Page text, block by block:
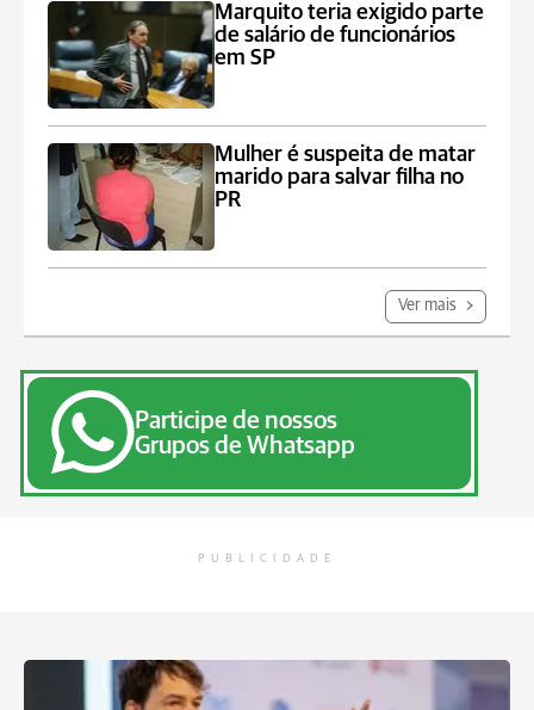
Marquito teria exigido parte
de salário de funcionários
em SP
Mulher é suspeita de matar
marido para salvar filha no
PR
Ver mais
Participe de nossos
Grupos de Whatsapp
PUBLICIDADE